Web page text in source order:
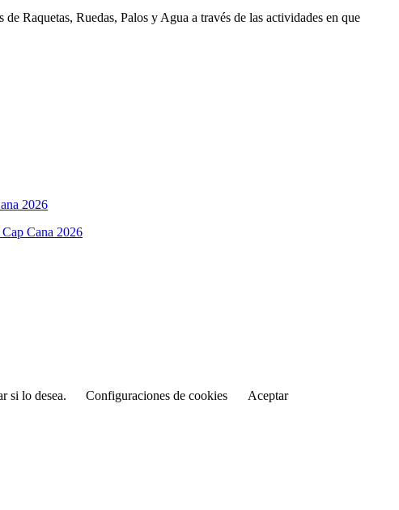
Raquetas, Ruedas, Palos y Agua a través de las actividades en que
Cana 2026
si lo desea.
Configuraciones de cookies
Aceptar